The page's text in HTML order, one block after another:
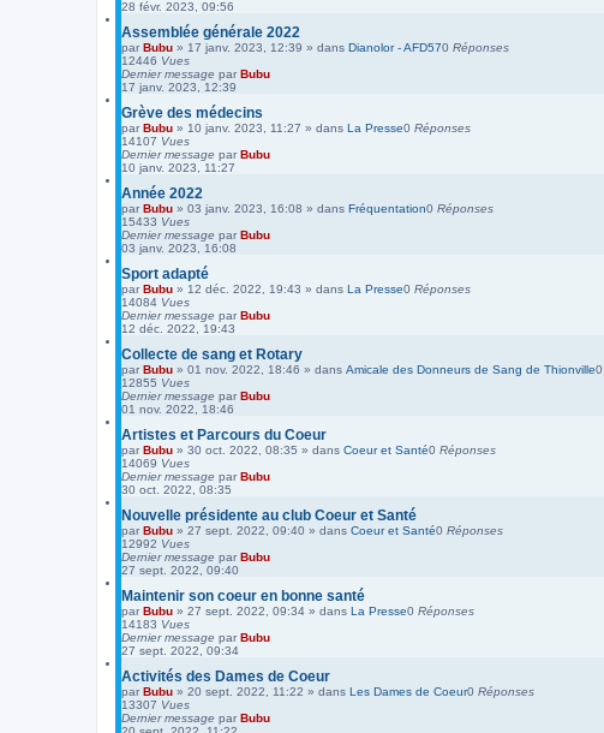
28 févr. 2023, 09:56
Assemblée générale 2022
par Bubu » 17 janv. 2023, 12:39 » dans Dianolor - AFD570 Réponses
12446 Vues
Dernier message par Bubu
17 janv. 2023, 12:39
Grève des médecins
par Bubu » 10 janv. 2023, 11:27 » dans La Presse0 Réponses
14107 Vues
Dernier message par Bubu
10 janv. 2023, 11:27
Année 2022
par Bubu » 03 janv. 2023, 16:08 » dans Fréquentation0 Réponses
15433 Vues
Dernier message par Bubu
03 janv. 2023, 16:08
Sport adapté
par Bubu » 12 déc. 2022, 19:43 » dans La Presse0 Réponses
14084 Vues
Dernier message par Bubu
12 déc. 2022, 19:43
Collecte de sang et Rotary
par Bubu » 01 nov. 2022, 18:46 » dans Amicale des Donneurs de Sang de Thionville0
12855 Vues
Dernier message par Bubu
01 nov. 2022, 18:46
Artistes et Parcours du Coeur
par Bubu » 30 oct. 2022, 08:35 » dans Coeur et Santé0 Réponses
14069 Vues
Dernier message par Bubu
30 oct. 2022, 08:35
Nouvelle présidente au club Coeur et Santé
par Bubu » 27 sept. 2022, 09:40 » dans Coeur et Santé0 Réponses
12992 Vues
Dernier message par Bubu
27 sept. 2022, 09:40
Maintenir son coeur en bonne santé
par Bubu » 27 sept. 2022, 09:34 » dans La Presse0 Réponses
14183 Vues
Dernier message par Bubu
27 sept. 2022, 09:34
Activités des Dames de Coeur
par Bubu » 20 sept. 2022, 11:22 » dans Les Dames de Coeur0 Réponses
13307 Vues
Dernier message par Bubu